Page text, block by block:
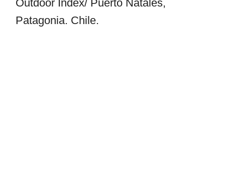
Outdoor Index/ Puerto Natales,
Patagonia. Chile.